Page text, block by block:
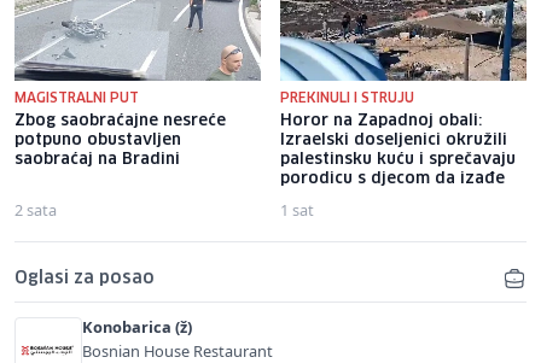
MAGISTRALNI PUT
Zbog saobraćajne nesreće
potpuno obustavljen
saobraćaj na Bradini
2 sata
PREKINULI I STRUJU
Horor na Zapadnoj obali:
Izraelski doseljenici okružili
palestinsku kuću i sprečavaju
porodicu s djecom da izađe
1 sat
Oglasi za posao
Konobarica (ž)
Bosnian House Restaurant